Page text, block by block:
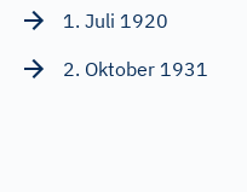
1. Juli 1920
2. Oktober 1931